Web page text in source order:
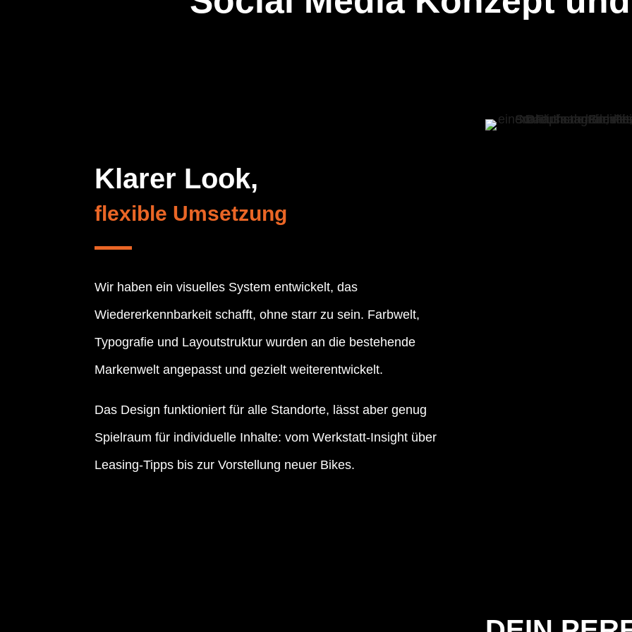
Klarer Look,
flexible Umsetzung
Wir haben ein visuelles System entwickelt, das
Wiedererkennbarkeit schafft, ohne starr zu sein. Farbwelt,
Typografie und Layoutstruktur wurden an die bestehende
Markenwelt angepasst und gezielt weiterentwickelt.
Das Design funktioniert für alle Standorte, lässt aber genug
Spielraum für individuelle Inhalte: vom Werkstatt-Insight über
Leasing-Tipps bis zur Vorstellung neuer Bikes.